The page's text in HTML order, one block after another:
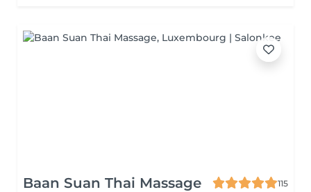
Baan Suan Thai Massage
115